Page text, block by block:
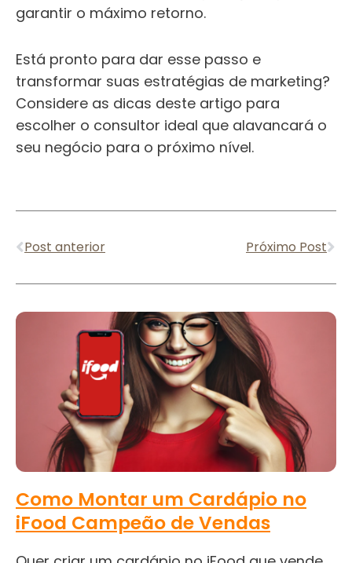
garantir o máximo retorno.
Está pronto para dar esse passo e
transformar suas estratégias de marketing?
Considere as dicas deste artigo para
escolher o consultor ideal que alavancará o
seu negócio para o próximo nível.
Anterior
Post anterior Próximo Post
Como Montar um Cardápio no
iFood Campeão de Vendas